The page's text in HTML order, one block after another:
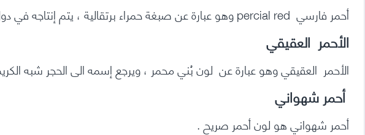
أحمر فارسي percial red وهو عبارة عن صبغة حمراء برتقالية ، يتم إنتاجه في دول الخليج العربي .
الأحمر العقيقي
الأحمر العقيقي وهو عبارة عن لون بُني محمر ، ويرجع إسمه الى الحجر شبه
أحمر شهواني
أحمر شهواني هو لون أحمر صريح .